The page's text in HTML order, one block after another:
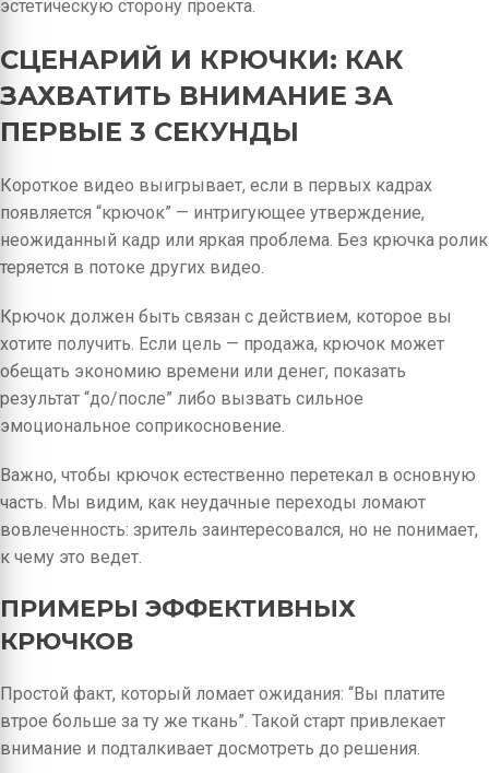
эстетическую сторону проекта.
СЦЕНАРИЙ И КРЮЧКИ: КАК
ЗАХВАТИТЬ ВНИМАНИЕ ЗА
ПЕРВЫЕ 3 СЕКУНДЫ
Короткое видео выигрывает, если в первых кадрах
появляется “крючок” — интригующее утверждение,
неожиданный кадр или яркая проблема. Без крючка ролик
теряется в потоке других видео.
Крючок должен быть связан с действием, которое вы
хотите получить. Если цель — продажа, крючок может
обещать экономию времени или денег, показать
результат “до/после” либо вызвать сильное
эмоциональное соприкосновение.
Важно, чтобы крючок естественно перетекал в основную
часть. Мы видим, как неудачные переходы ломают
вовлеченность: зритель заинтересовался, но не понимает,
к чему это ведет.
ПРИМЕРЫ ЭФФЕКТИВНЫХ
КРЮЧКОВ
Простой факт, который ломает ожидания: “Вы платите
втрое больше за ту же ткань”. Такой старт привлекает
внимание и подталкивает досмотреть до решения.